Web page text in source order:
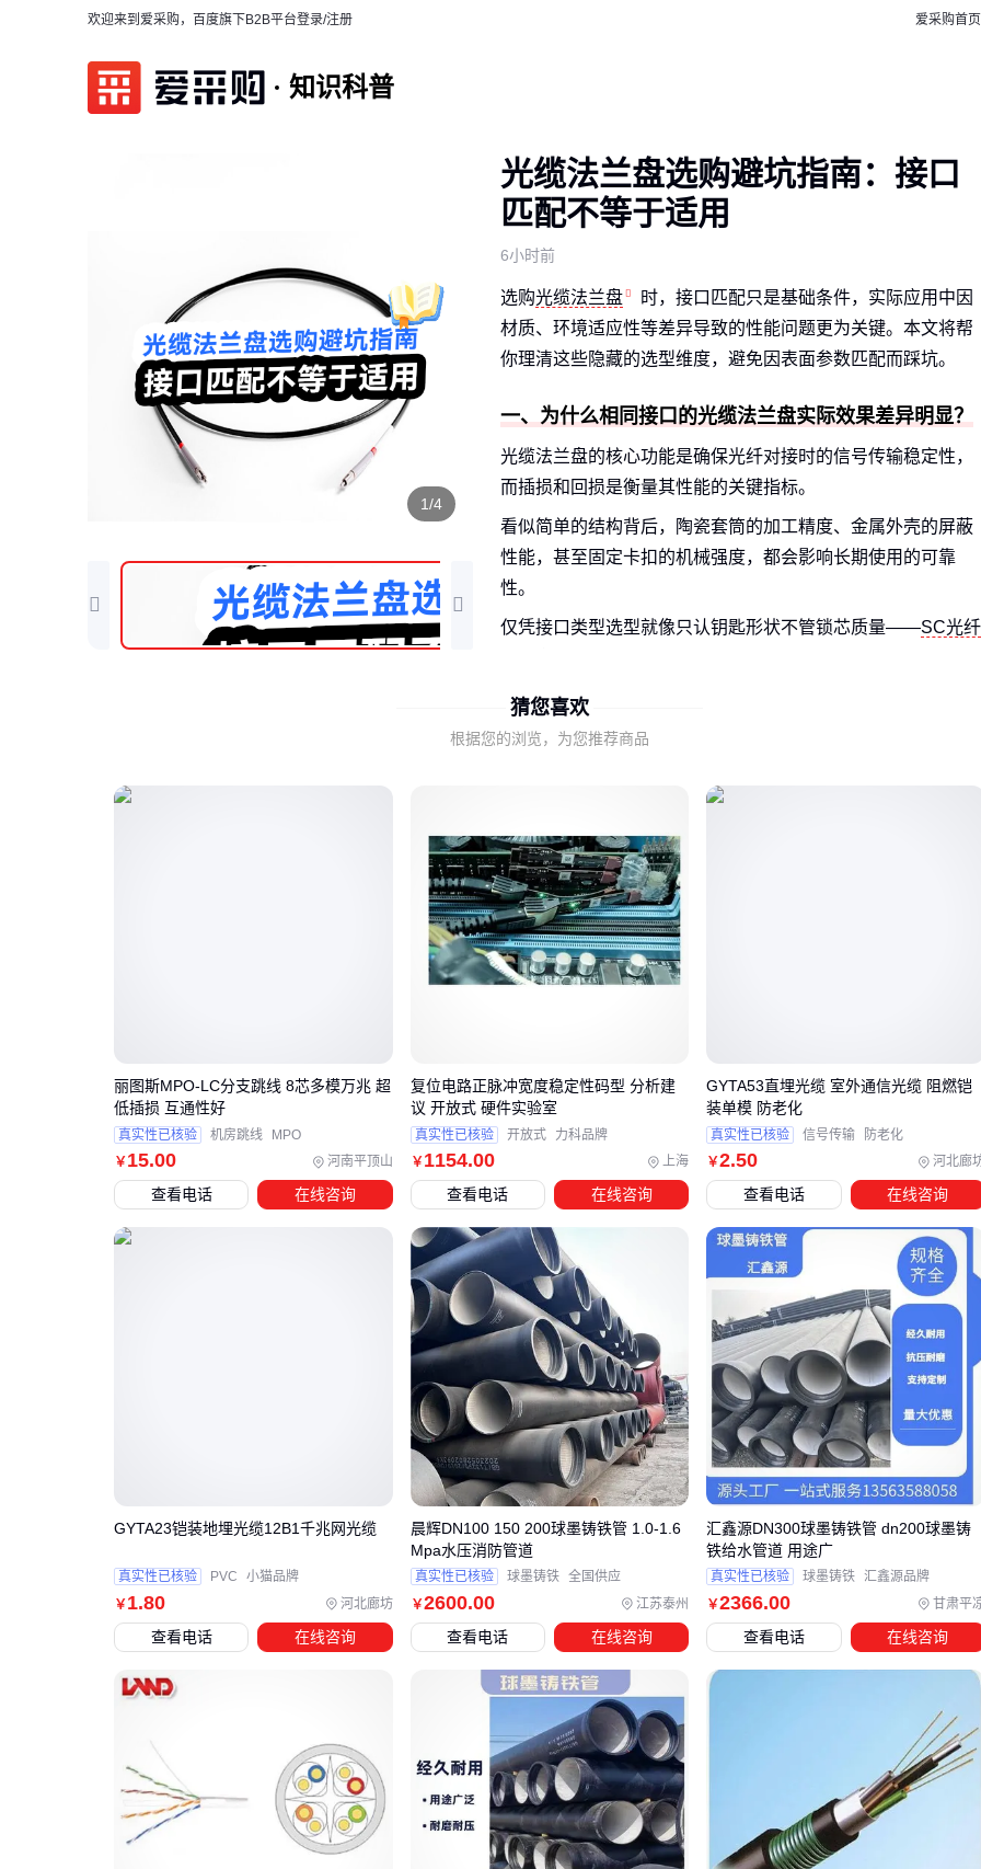
欢迎来到爱采购，百度旗下B2B平台登录/注册 爱采购首页
知识科普
1/4
光缆法兰盘选购避坑指南：接口
匹配不等于适用
6小时前
选购光缆法兰盘
时，接口匹配只是基础条件，实际应用中因
材质、环境适应性等差异导致的性能问题更为关键。本文将帮
你理清这些隐藏的选型维度，避免因表面参数匹配而踩坑。
一、为什么相同接口的光缆法兰盘实际效果差异明显？
光缆法兰盘的核心功能是确保光纤对接时的信号传输稳定性，
而插损和回损是衡量其性能的关键指标。
看似简单的结构背后，陶瓷套筒的加工精度、金属外壳的屏蔽
性能，甚至固定卡扣的机械强度，都会影响长期使用的可靠
性。
仅凭接口类型选型就像只认钥匙形状不管锁芯质量——SC光纤
二、矿场和机房对光缆法兰盘的需求差异在哪里？
外壳和IP66防护等级，而数据中心更关注高密度布线的插拔便
多模光纤通常搭配陶瓷法兰盘追求低插损，但化工区需改用耐
腐蚀材质——这时接口类型反而成为次要因素。
光缆熔接盘
的容量设计也要匹配法兰盘数量，避免出现‘接口
够用但熔纤空间不足’的尴尬。
匹配往往无法满足长期稳定运行的需求。以下是典型场景的关
键选型逻辑：
数据中心机房：优先考虑高密度连接的
LC四芯光纤法兰盘
，其紧凑结构和陶瓷插芯能确保高频插拔下的稳定性，同
时需注意与
的协同匹配。
户外布线工程：选择金属材质且防护等级较高的
ST法兰盘
，其螺纹锁紧结构能有效抵御雨水和灰尘侵蚀。
工业控制环境：需关注
KF真空光纤法兰盘
等特殊型号，其
耐高温和抗电磁干扰特性更适合车间设备间的信号传输。
值得注意的是，相同接口类型的法兰盘性能可能差异显著。例
如电信级LC法兰盘
采用氧化锆陶瓷套筒，其插损和回波损耗
控制明显优于普通型号，这在长距离光纤链路中尤为关键。
当系统需要集成光纤分路器
时，建议优先选择同系列适配器
组件。例如插片式分路器通常需要配套SC法兰盘
，而盒式分
路器则可能要求FC接口，这种协同设计能减少光路对接损耗。
最终选型应建立在对全链路设备的整体评估上，特别是接口兼
容性和信号衰减的累积效应。下一环节我们将具体分析配套设
四、为什么买完法兰盘还要考虑配套设备？
光缆法兰盘作为光纤链路中的关键连接件，其性能表现往往受
配套设备的协同影响。许多用户采购时只关注法兰盘本身的接
口匹配，却忽略了与光纤配线架、终端盒等设备的物理兼容性
和信号损耗问题。例如，
高密度光纤配线架
可能需要特定角
猜您喜欢
根据您的浏览，为您推荐商品
￥ 15.00 河南平顶山
丽图斯MPO-LC分支跳线 8芯多模万兆 超
低插损 互通性好
真实性已核验 机房跳线 MPO
查看电话 在线咨询
￥ 1154.00 上海
复位电路正脉冲宽度稳定性码型 分析建
议 开放式 硬件实验室
真实性已核验 开放式 力科品牌
查看电话 在线咨询
￥2.50 河北廊
GYTA53直埋光缆 室外通信光缆 阻燃铠
装单模 防老化
真实性已核验 信号传输 防老化
查看电话 在线咨询
￥ 1.80 河北廊坊
GYTA23铠装地埋光缆12B1千兆网光缆
真实性已核验 PVC 小猫品牌
查看电话 在线咨询
￥2600.00 江苏泰州
晨辉DN100 150 200球墨铸铁管 1.0-1.6
Mpa水压消防管道
真实性已核验 球墨铸铁 全国供应
查看电话 在线咨询
￥2366.00 甘肃平
汇鑫源DN300球墨铸铁管 dn200球墨铸
铁给水管道 用途广
真实性已核验 球墨铸铁 汇鑫源品牌
查看电话 在线咨询